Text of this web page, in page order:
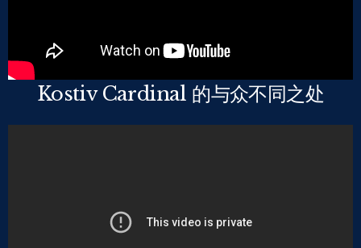
Kostiv Cardinal 的与众不同之处